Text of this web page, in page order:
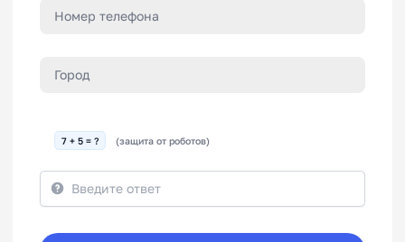
7 + 5 = ? (защита от роботов)